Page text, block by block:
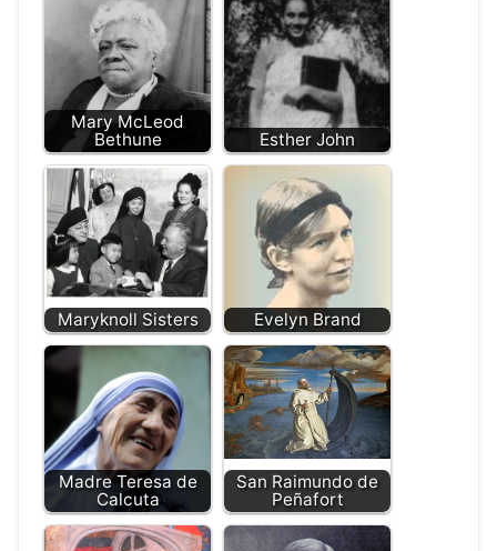
Mary McLeod
Bethune
Esther John
Maryknoll Sisters Evelyn Brand
Madre Teresa de
Calcuta
San Raimundo de
Peñafort